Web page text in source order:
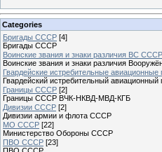
Categories
Бригады СССР [4]
Бригады СССР
Воинские звания и знаки различия ВС СССР
Воинские звания и знаки различия
Гвардейские истребительные авиационные
Гвардейский истребительный
Границы СССР [2]
Границы СССР ВЧК-НКВД-МВД-КГБ
Дивизии СССР [2]
Дивизии армии и флота СССР
МО СССР [22]
Министерство Обороны СССР
ПВО СССР [23]